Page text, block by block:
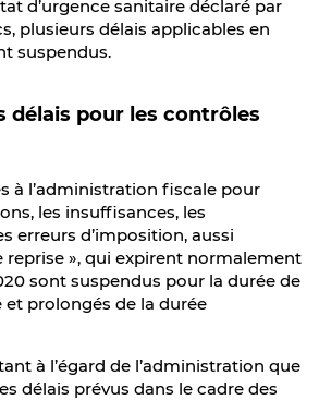
d’urgence sanitaire déclaré par
plusieurs délais applicables en
suspendus.
délais pour les contrôles
à l’administration fiscale pour
les insuffisances, les
erreurs d’imposition, aussi
reprise », qui expirent normalement
sont suspendus pour la durée de
et prolongés de la durée
à l’égard de l’administration que
délais prévus dans le cadre des